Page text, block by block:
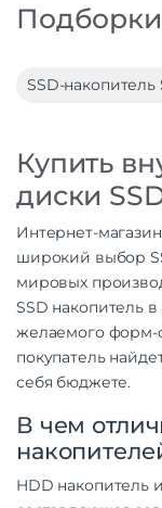
Подборки
SSD-накопитель
Купить
диски
Интернет-
широкий выбор
мировых
SSD накопитель
желаемого форм-
покупатель
себя бюджете.
В чем
HDD накопитель